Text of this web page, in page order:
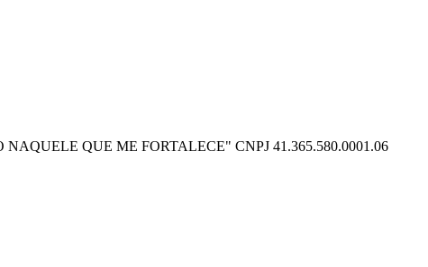
NAQUELE QUE ME FORTALECE" CNPJ 41.365.580.0001.06